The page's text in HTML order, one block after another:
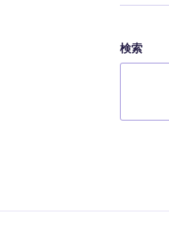
会
お
知
検索